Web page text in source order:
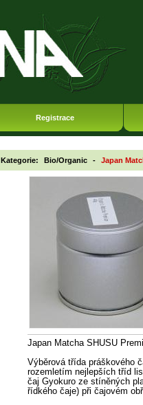
Registrace
Kategorie: Bio/Organic - Japan
Japan Matcha SHUSU
Výběrová třída práškového
rozemletím nejlepších tříd
čaj Gyokuro ze stíněných
řídkého čaje) při čajovém